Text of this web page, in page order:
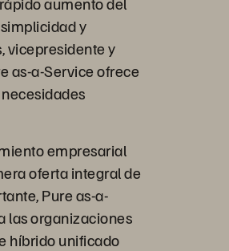
y
vicepresidente y
as-a-Service ofrece
empresarial
oferta integral de
Pure as-a-
las organizaciones
híbrido unificado